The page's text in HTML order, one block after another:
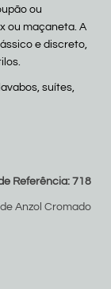
ou
ou maçaneta. A
e discreto,
suítes,
Referência: 718
Anzol Cromado